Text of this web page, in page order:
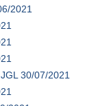
2021
30/07/2021